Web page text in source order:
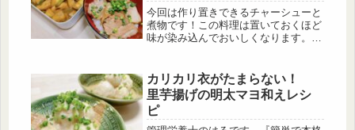
今回は作り置きできるチャーシューと
煮物です！この料理は置いておくほど
味が染み込んでおいしくなります。煮
などお好きな野菜で作ってみて下さ
い。
カリカリ衣がたまらない！
里芋揚げの明太マヨ和えレシ
ピ